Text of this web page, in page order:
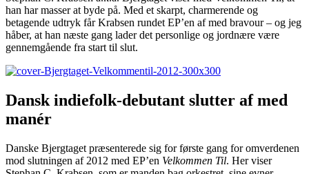
han har masser at byde på. Med et skarpt, charmerende og
betagende udtryk får Krabsen rundet EP’en af med bravour – og jeg
håber, at han næste gang lader det personlige og jordnære være
gennemgående fra start til slut.
Dansk indiefolk-debutant slutter af med
manér
Danske Bjergtaget præsenterede sig for første gang for omverdenen
mod slutningen af 2012 med EP’en Velkommen Til. Her viser